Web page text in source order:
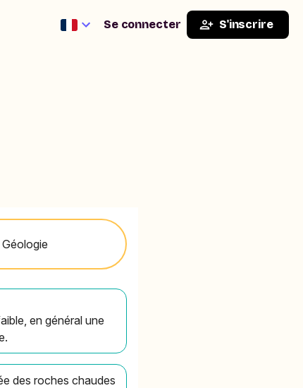
Se connecter S'inscrire
Géologie
en général une
des roches chaudes